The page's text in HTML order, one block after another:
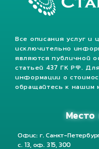
Все описания услуг и
исключительно
являются публичной
статьей 437 ГК РФ.
информации о
обращайтесь к нашим
Место
Офис: г. Санкт-
с. 13, оф. 315, 300